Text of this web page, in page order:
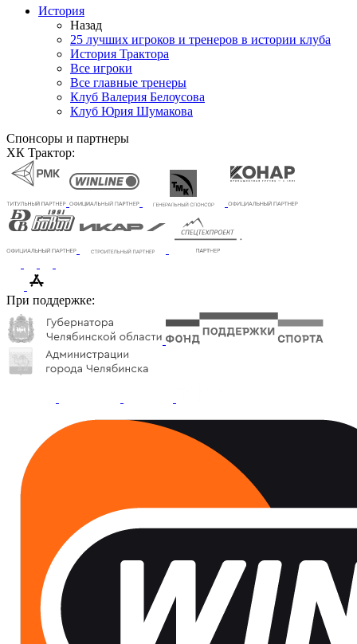
История
Назад
25 лучших игроков и тренеров в истории клуба
История Трактора
Все игроки
Все главные тренеры
Клуб Валерия Белоусова
Клуб Юрия Шумакова
Спонсоры и партнеры
ХК Трактор:
При поддержке: